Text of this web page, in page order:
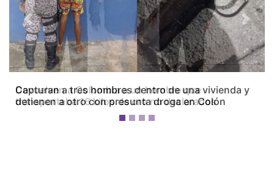
Capturan a tres hombres dentro de una vivienda y
detienen a otro con presunta droga en Colón
Previous Next